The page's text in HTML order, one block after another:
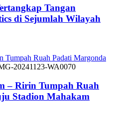
Tangan
di Sejumlah Wilayah
Tumpah Ruah Padati Margonda
– Ririn Tumpah Ruah
Stadion Mahakam